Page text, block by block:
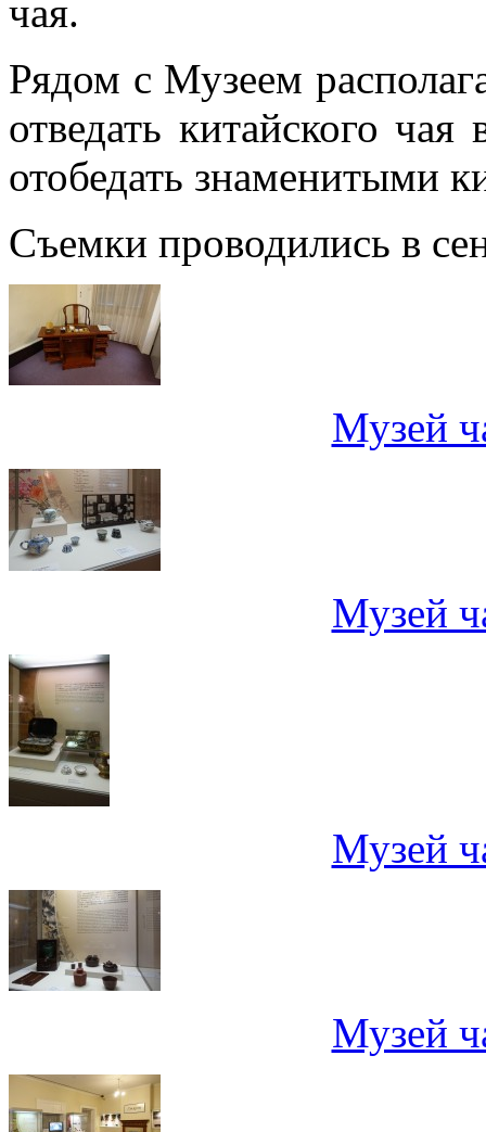
чая.
Рядом с Музеем
отведать китайского
отобедать знаменитыми
Съемки проводились в
Музей
Музей
Музей
Музей